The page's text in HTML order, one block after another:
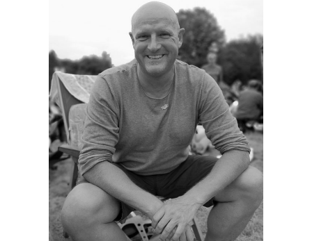
REGIONEN